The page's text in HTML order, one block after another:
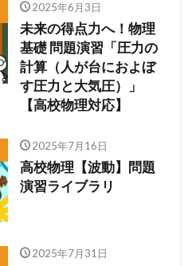
2025年6月3日
未来の得点力へ！物理
基礎 問題演習「圧力の
計算（人が台におよぼ
す圧力と大気圧）」
【高校物理対応】
2025年7月16日
高校物理【波動】問題
演習ライブラリ
2025年7月31日